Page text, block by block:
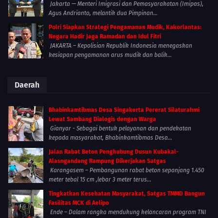
Jakarta — Menteri Imigrasi dan Pemasyarakatan (Imipas),
Agus Andrianto, melantik dua Pimpinan...
Polri Siapkan Strategi Pengamanan Mudik, Kakorlantas:
Negara Hadir Jaga Ramadan dan Idul Fitri
JAKARTA – Kepolisian Republik Indonesia menegaskan
kesiapan pengamanan arus mudik dan balik...
Daerah
Bhabinkamtibmas Desa Singakerta Pererat Silaturahmi
Lewat Sambang Dialogis dengan Warga
Gianyar - Sebagai bentuk pelayanan dan pendekatan
kepada masyarakat, Bhabinkamtibmas Desa...
Jalan Rabat Beton Penghubung Dusun Kubakal-
Alasngandang Rampung Dikerjakan Satgas
Karangasem – Pembangunan rabat beton sepanjang 1.450
meter tebal 15 cm ,lebar 3 meter terus...
Tingkatkan Kesehatan Masyarakat, Satgas TMMD Bangun
Fasilitas MCK di Aelipo
Ende – Dalam rangka mendukung kelancaran program TNI